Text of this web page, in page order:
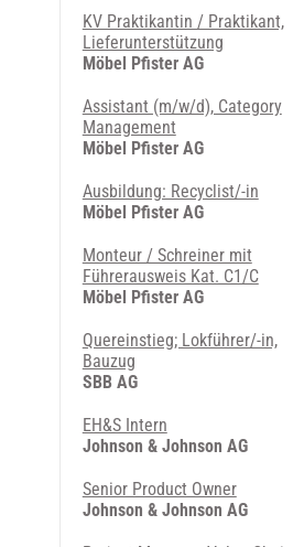
KV Praktikantin / Praktikant,
Lieferunterstützung
Möbel Pfister AG
Assistant (m/w/d), Category
Management
Möbel Pfister AG
Ausbildung: Recyclist/-in
Möbel Pfister AG
Monteur / Schreiner mit
Führerausweis Kat. C1/C
Möbel Pfister AG
Quereinstieg; Lokführer/-in,
Bauzug
SBB AG
EH&S Intern
Johnson & Johnson AG
Senior Product Owner
Johnson & Johnson AG